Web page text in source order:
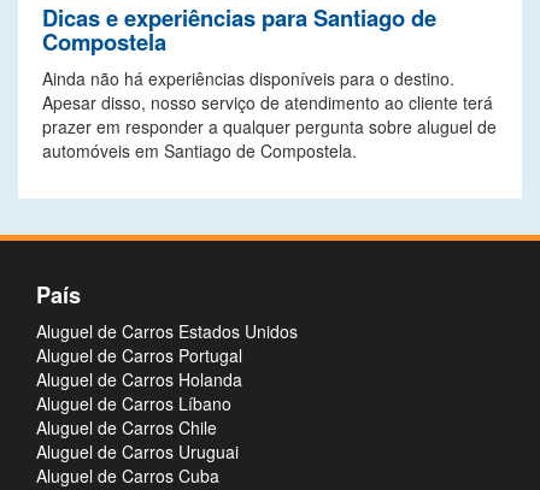
Dicas e experiências para Santiago de
Compostela
Ainda não há experiências disponíveis para o destino.
Apesar disso, nosso serviço de atendimento ao cliente terá
prazer em responder a qualquer pergunta sobre aluguel de
automóveis em Santiago de Compostela.
País
Aluguel de Carros Estados Unidos
Aluguel de Carros Portugal
Aluguel de Carros Holanda
Aluguel de Carros Líbano
Aluguel de Carros Chile
Aluguel de Carros Uruguai
Aluguel de Carros Cuba